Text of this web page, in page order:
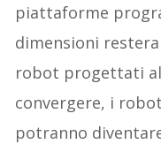
piattaforme
dimensioni
robot progettati
convergere, i
potranno